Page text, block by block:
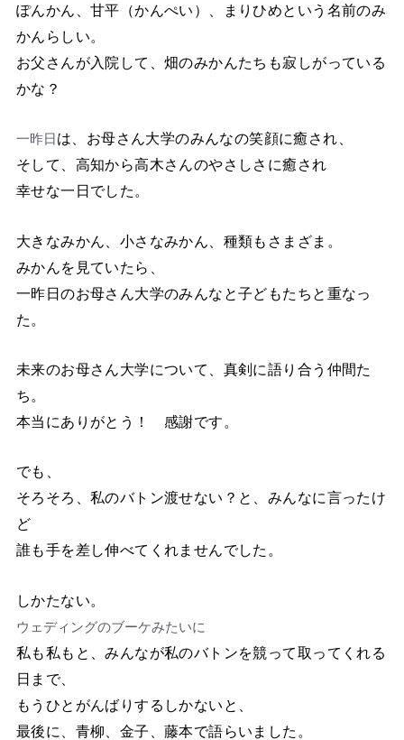
ぽんかん、甘平（かんぺい）、まりひめという名前のみ
かんらしい。
お父さんが入院して、畑のみかんたちも寂しがっている
かな？
一昨日 は、お母さん大学のみんなの笑顔に癒され、
そして、高知から高木さんのやさしさに癒され
幸せな一日でした。
大きなみかん、小さなみかん、種類もさまざま。
みかんを見ていたら、
一昨日のお母さん大学のみんなと子どもたちと重なっ
た。
未来のお母さん大学について、真剣に語り合う仲間た
ち。
本当にありがとう！ 感謝です。
でも、
そろそろ、私のバトン渡せない？と、みんなに言ったけ
ど
誰も手を差し伸べてくれませんでした。
しかたない。
ウェディングのブーケみたいに
私も私もと、みんなが私のバトンを競って取ってくれる
日まで、
もうひとがんばりするしかないと、
最後に、青柳、金子、藤本で語らいました。